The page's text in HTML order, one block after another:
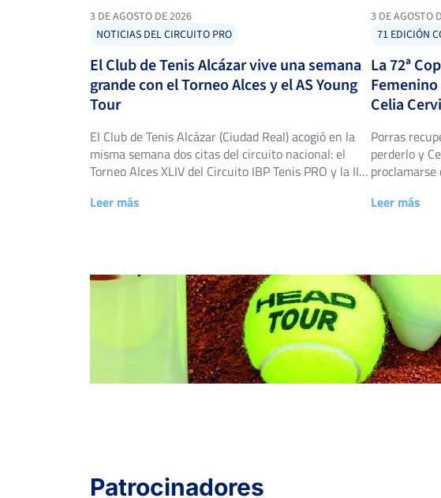
3 DE AGOSTO DE 2026
NOTICIAS DEL CIRCUITO PRO
El Club de Tenis Alcázar vive una semana
grande con el Torneo Alces y el AS Young
Tour
El Club de Tenis Alcázar (Ciudad Real) acogió en la
misma semana dos citas del circuito nacional: el
Torneo Alces XLIV del Circuito IBP Tenis PRO y la II
triunfos destacados en ambos cuadros. Torneo Alces
Leer más
3 DE AGOSTO
71 EDICIÓN
La 72ª
Celia
Porras
perderlo y
proclamarse
julio y el 1
Leer más
Patrocinadores